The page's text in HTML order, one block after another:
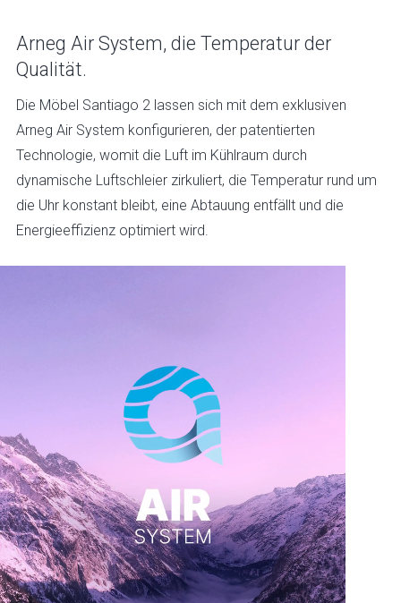
Arneg Air System, die Temperatur der
Qualität.
Die Möbel Santiago 2 lassen sich mit dem exklusiven
Arneg Air System konfigurieren, der patentierten
Technologie, womit die Luft im Kühlraum durch
dynamische Luftschleier zirkuliert, die Temperatur rund um
die Uhr konstant bleibt, eine Abtauung entfällt und die
Energieeffizienz optimiert wird.